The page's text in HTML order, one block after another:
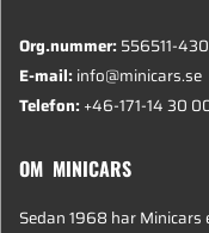
Org.nummer:556511-
E-mail:info@minicars.se
Telefon:+46-171-14 30
OM MINICARS
Sedan 1968 har